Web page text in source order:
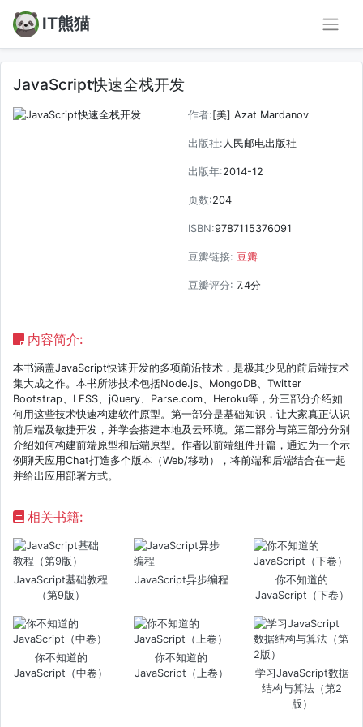
IT熊猫
JavaScript快速全栈开发
作者:[美] Azat Mardanov
出版社: 人民邮电出版社
出版年:2014-12
页数:204
ISBN:9787115376091
豆瓣链接: 豆瓣
豆瓣评分: 7.4分
内容简介:
本书涵盖JavaScript快速开发的多项前沿技术，是极其少见的前后端技术
集大成之作。本书所涉技术包括Node.js、MongoDB、Twitter
Bootstrap、LESS、jQuery、Parse.com、Heroku等，分三部分介绍如
何用这些技术快速构建软件原型。第一部分是基础知识，让大家真正认识
前后端及敏捷开发，并学会搭建本地及云环境。第二部分与第三部分分别
介绍如何构建前端原型和后端原型。作者以前端组件开篇，通过为一个示
例聊天应用Chat打造多个版本（Web/移动），将前端和后端结合在一起
并给出应用部署方式。
相关书籍:
JavaScript基础教程
（第9版）
JavaScript异步编程
你不知道的
JavaScript（下卷）
你不知道的
JavaScript（中卷）
你不知道的
JavaScript（上卷）
学习JavaScript数据
结构与算法（第2
版）